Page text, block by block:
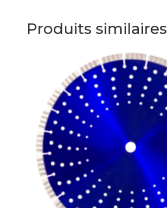
Produits similaires